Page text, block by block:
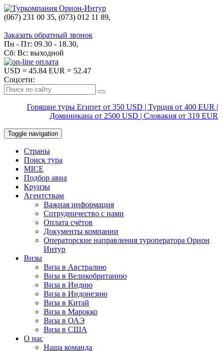
(067) 231 00 35, (073) 012 11 89,
Заказать обратный звонок
Пн - Пт: 09.30 - 18.30,
Сб: Вс: выходной
USD = 45.84 EUR = 52.47
Соцсети:
Горящие туры Египет от 350 USD | Турция от 400 EUR |
Доминикана от 2500 USD | Словакия от 319 EUR
Toggle navigation
Страны
Поиск тура
MICE
Подбор авиа
Круизы
Агентствам
Важная информация
Сотрудничество с нами
Оплата счётов
Документы компании
Операторские направления туроператора Орион
Интур
Визы
Виза в Австралию
Виза в Великобританию
Виза в Индию
Виза в Индонезию
Виза в Китай
Виза в Марокко
Виза в ОАЭ
Виза в США
О нас
Наша команда